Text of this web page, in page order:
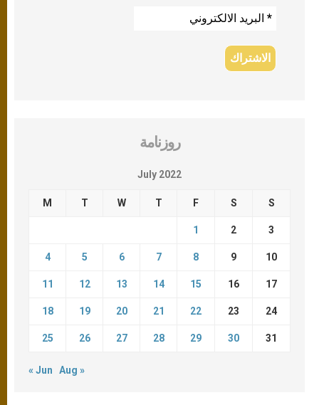
روزنامة
July 2022
M T W T F S S
1 2 3
4 5 6 7 8 9 10
11 12 13 14 15 16 17
18 19 20 21 22 23 24
25 26 27 28 29 30 31
« Jun Aug »